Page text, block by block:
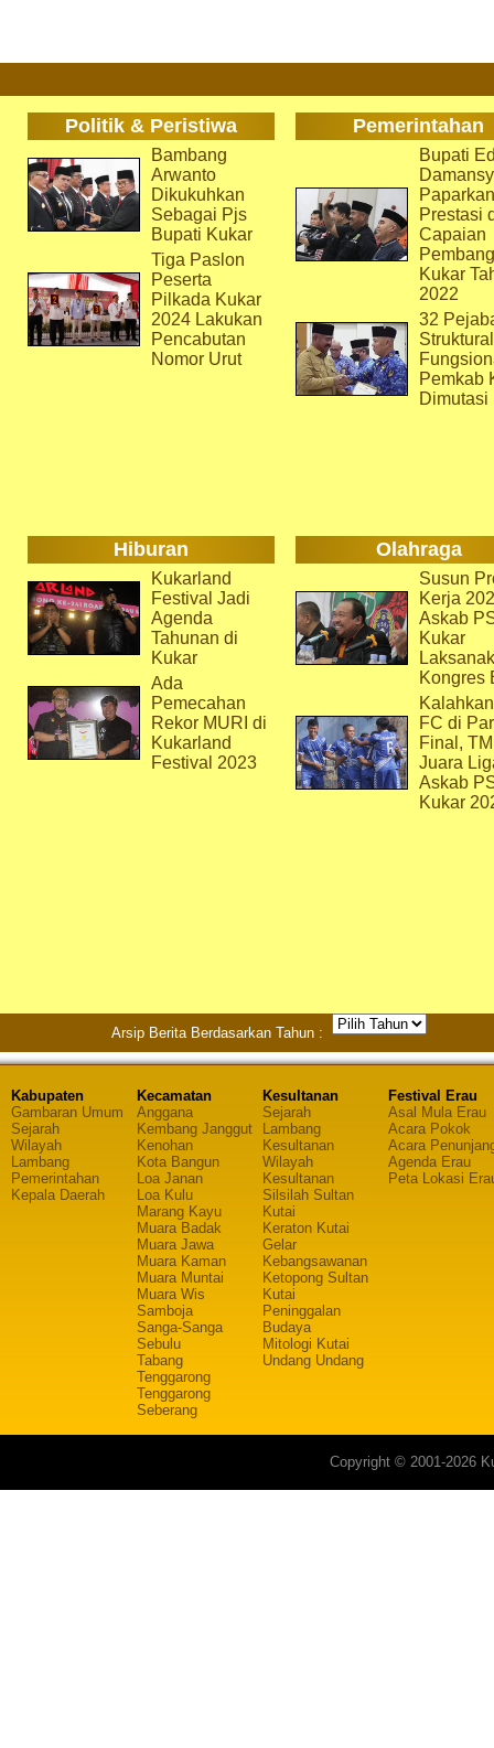
Politik & Peristiwa Pemerintahan
Bambang
Arwanto
Dikukuhkan
Sebagai Pjs
Bupati Kukar
Tiga Paslon
Peserta
Pilkada Kukar
2024 Lakukan
Pencabutan
Nomor Urut
Bupati
Paparkan
Prestasi
Capaian
Kukar
2022
32
Pemkab
Dimutasi
Hiburan Olahraga
Kukarland
Festival Jadi
Agenda
Tahunan di
Kukar
Ada
Pemecahan
Rekor MURI di
Kukarland
Festival 2023
Susun
Kerja
Askab
Kukar
Kongres
FC di
Final,
Juara
Askab
Kukar
Arsip Berita Berdasarkan Tahun :
Kabupaten
Gambaran Umum
Sejarah
Wilayah
Lambang
Pemerintahan
Kepala Daerah
Kecamatan
Anggana
Kembang Janggut
Kenohan
Kota Bangun
Loa Janan
Loa Kulu
Marang Kayu
Muara Badak
Muara Jawa
Muara Kaman
Muara Muntai
Muara Wis
Samboja
Sanga-Sanga
Sebulu
Tabang
Tenggarong
Tenggarong
Seberang
Kesultanan
Sejarah
Lambang
Kesultanan
Wilayah
Kesultanan
Silsilah Sultan
Kutai
Keraton Kutai
Gelar
Kebangsawanan
Ketopong Sultan
Kutai
Peninggalan
Budaya
Mitologi Kutai
Undang Undang
Festival Erau
Asal Mula Erau
Acara Pokok
Acara
Agenda Erau
Peta Lokasi
Copyright © 2001-2026